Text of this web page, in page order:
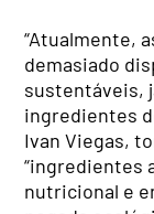
“Atualmente,
demasiado
sustentáveis,
ingredientes
Ivan Viegas,
“ingredientes
nutricional e